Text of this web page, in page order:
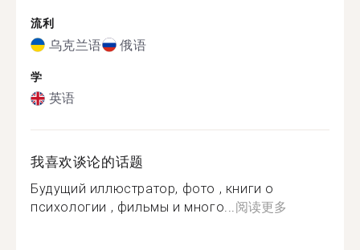
流利
乌克兰语 俄语
学
英语
我喜欢谈论的话题
Будущий иллюстратор, фото , книги о
психологии , фильмы и много...阅读更多